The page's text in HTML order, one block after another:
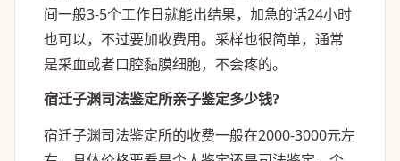
间一般3-5个工作日就能出结果，加急的话24小时
也可以，不过要加收费用。采样也很简单，通常
是采血或者口腔黏膜细胞，不会疼的。
宿迁子渊司法鉴定所亲子鉴定多少钱?
宿迁子渊司法鉴定所的收费一般在2000-3000元左